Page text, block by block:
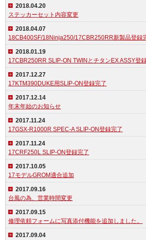
2018.04.20
ステッカーセット内容変更
2018.04.07
18CB400SF/18Ninja250/17CBR250RR新製品登録
2018.01.19
17CBR250RR SLIP-ON TWINとチタンEX ASSY登
2017.12.27
17KTM390DUKE用SLIP-ON登録完了
2017.12.14
年末年始のお知らせ
2017.11.24
17GSX-R1000R SPEC-A SLIP-ON登録完了
2017.11.24
17CRF250L SLIP-ON登録完了
2017.10.05
17モデルGROM適合追加
2017.09.16
台風の為、営業時間変更
2017.09.15
修理依頼フォームに写真添付機能を追加しました。
2017.09.04